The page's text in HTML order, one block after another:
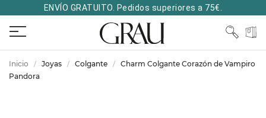
ENVÍO GRATUITO. Pedidos superiores a 75€.
Inicio Joyas Colgante
Charm Colgante Corazón de Vampiro
Pandora